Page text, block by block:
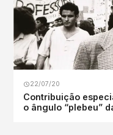
22/07/20
Contribuição
o ângulo “plebeu”